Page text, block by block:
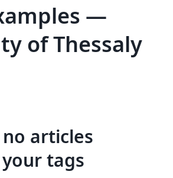
—
of Thessaly
articles
tags